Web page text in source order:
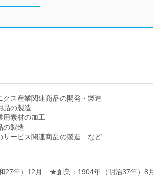
クス産業関連商品の開発・製造
品の製造
用素材の加工
の製造
サービス関連商品の製造 など
27年）12月 ★創業：1904年（明治37年）8